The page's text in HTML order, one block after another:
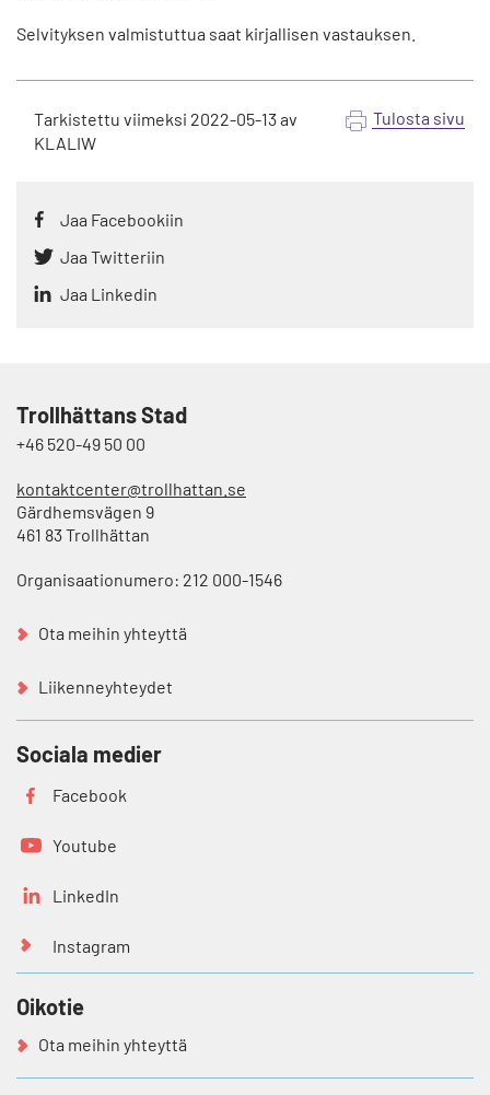
Selvityksen valmistuttua saat kirjallisen vastauksen.
Tarkistettu viimeksi 2022-05-13av
KLALIW
Tulosta sivu
Jaa Facebookiin
Jaa Twitteriin
Jaa Linkedin
Trollhättans Stad
+46 520-49 50 00
kontaktcenter@trollhattan.se
Gärdhemsvägen 9
461 83 Trollhättan
Organisaationumero: 212 000-1546
Ota meihin yhteyttä
Liikenneyhteydet
Sociala medier
Facebook
Youtube
LinkedIn
Instagram
Oikotie
Ota meihin yhteyttä